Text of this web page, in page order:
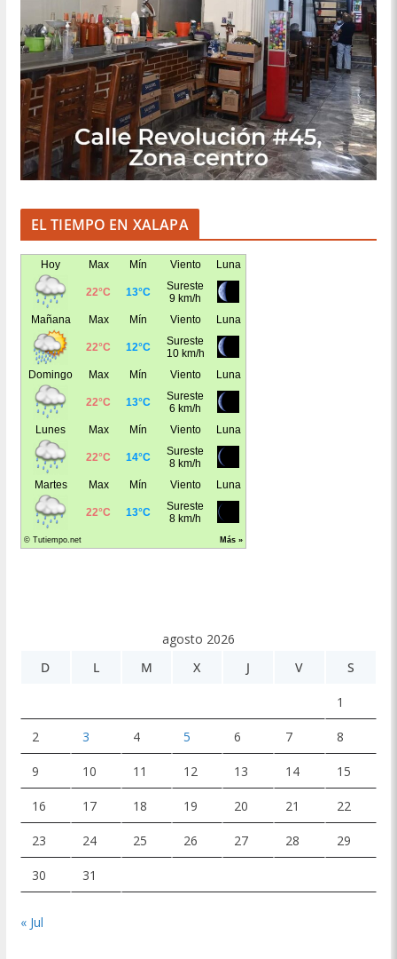
EL TIEMPO EN XALAPA
agosto 2026
D
L M X J V S
1
2 3 4 5 6 7 8
9 10 11 12 13 14 15
16 17 18 19 20 21 22
23 24 25 26 27 28 29
30 31
« Jul